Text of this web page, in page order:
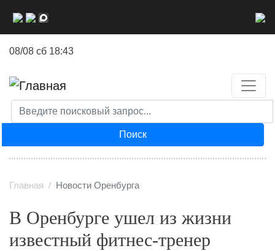
08/08 сб 18:43
Поиск
Главная Новости Оренбурга
В Оренбурге ушел из жизни
известный фитнес-тренер